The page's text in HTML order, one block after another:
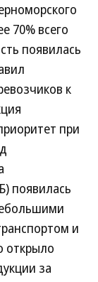
70% всего
появилась
к
при
появилась
и
открыло
за